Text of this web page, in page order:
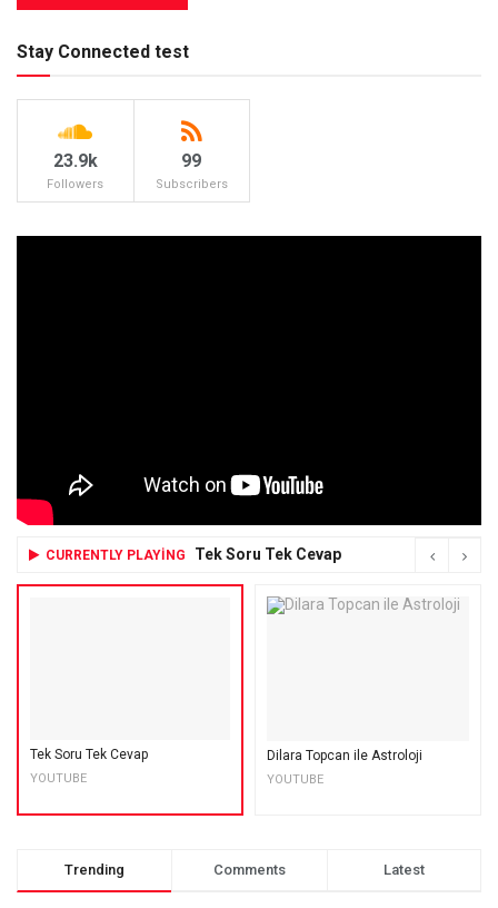
Stay Connected test
23.9k
Followers
99
Subscribers
CURRENTLY PLAYING Tek Soru Tek Cevap
Tek Soru Tek Cevap
YOUTUBE
Dilara Topcan ile Astroloji
YOUTUBE
Trending Comments Latest